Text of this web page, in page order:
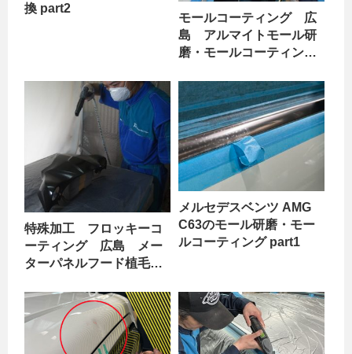
換 part2
モールコーティング 広
島 アルマイトモール研
磨・モールコーティン
特殊加工 フロッキーコ
ーティング 広島 メー
ターパネルフード植毛塗
ー
メルセデスベンツ AMG
C63のモール研磨・モー
ルコーティング part1